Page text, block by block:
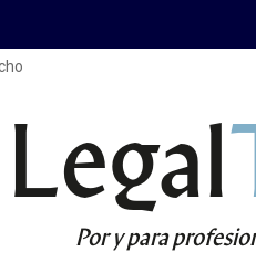
Legal
Por y para